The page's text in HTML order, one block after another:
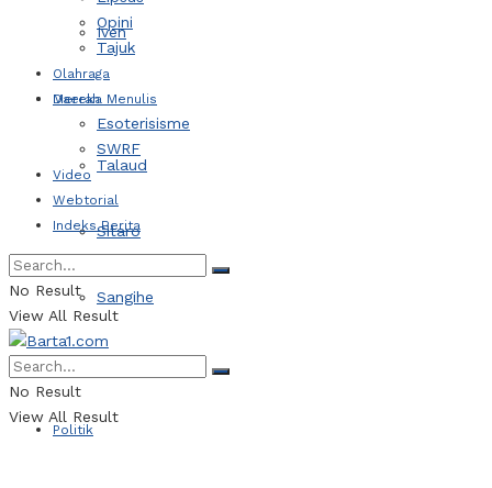
Iven
Daerah
Talaud
Sitaro
Sangihe
Politik
Opini
Tajuk
Olahraga
Mereka Menulis
Esoterisisme
SWRF
Video
Webtorial
Indeks Berita
No Result
View All Result
No Result
View All Result